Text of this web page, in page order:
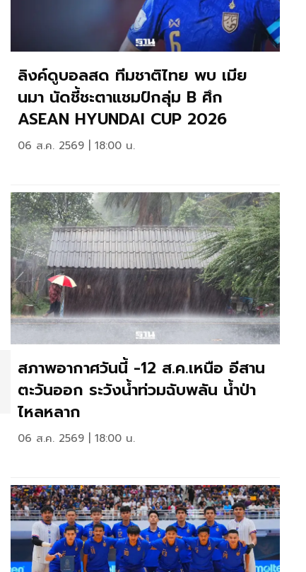
ลิงค์ดูบอลสด ทีมชาติไทย พบ เมีย
นมา นัดชี้ชะตาแชมป์กลุ่ม B ศึก
ASEAN HYUNDAI CUP 2026
06 ส.ค. 2569 | 18:00 น.
สภาพอากาศวันนี้ -12 ส.ค.เหนือ อีสาน
ตะวันออก ระวังน้ำท่วมฉับพลัน น้ำป่า
ไหลหลาก
06 ส.ค. 2569 | 18:00 น.